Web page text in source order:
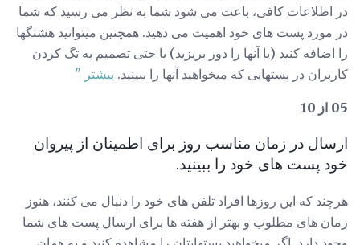
در اطلاعات کافی، باعث می شود شما به نظر می رسید که شما
در مورد پست های خود اهمیت می دهید. همچنین میتوانید هشتگها
را اضافه کنید (یا آنها را دور بریزید) یا حتی تصمیم به تگ کردن
کاربران در پستهایی که میخواهید آنها را ببینید. بیشتر "
05 از 10
ارسال در زمان مناسب روز برای اطمینان از پیروان
خود پست های خود را ببینید.
هرچند که این روزها افراد تلفن های خود را دنبال می کنند، هنوز
زمان های مطلوب و بهتر از هفته ها برای ارسال پست های شما